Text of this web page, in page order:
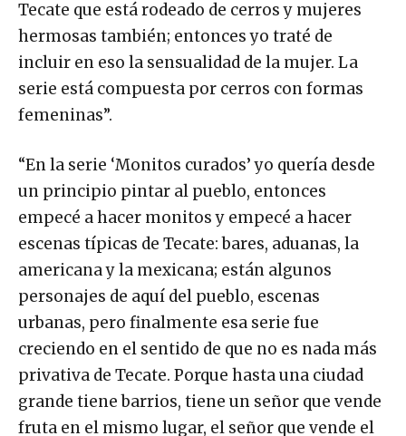
Tecate que está rodeado de cerros y mujeres
hermosas también; entonces yo traté de
incluir en eso la sensualidad de la mujer. La
serie está compuesta por cerros con formas
femeninas”.
“En la serie ‘Monitos curados’ yo quería desde
un principio pintar al pueblo, entonces
empecé a hacer monitos y empecé a hacer
escenas típicas de Tecate: bares, aduanas, la
americana y la mexicana; están algunos
personajes de aquí del pueblo, escenas
urbanas, pero finalmente esa serie fue
creciendo en el sentido de que no es nada más
privativa de Tecate. Porque hasta una ciudad
grande tiene barrios, tiene un señor que vende
fruta en el mismo lugar, el señor que vende el